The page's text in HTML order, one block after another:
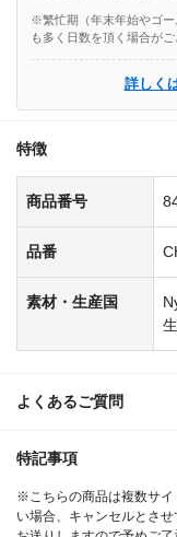
※繁忙期（年末年始やゴー
も多く日数を頂く場合がご
詳しく
特徴
商品番号
品番
素材・生産国
よくあるご質問
特記事項
※こちらの商品は複数サイ
い場合、キャンセルとさ